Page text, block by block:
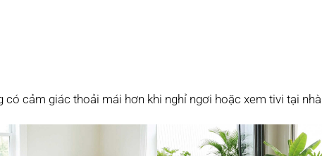
có cảm giác thoải mái hơn khi nghỉ ngơi hoặc xem tivi tại